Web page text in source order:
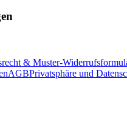
& Muster-
AGBPrivatsphäre und